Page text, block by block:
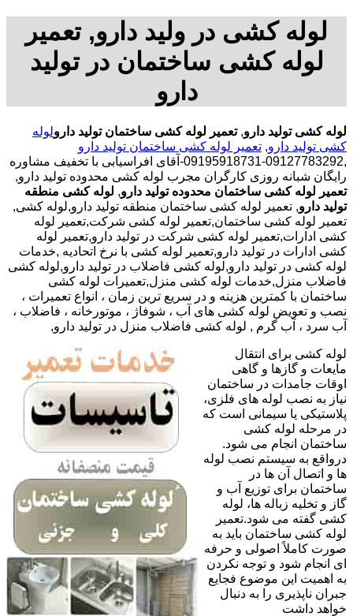
لوله کشی در ولید دارو, تعمیر
لوله کشی ساختمان در تولید
دارو
لوله کشی تولید دارو,تعمیر لوله کشی ساختمان تولید دارولوله
کشی تولید دارو, تعمیر لوله کشی ساختمان تولید دارو
,09127783292-09195918731-آقای افراسیابی با تخفیف مشاوره
رایگان شبانه روزی کارگران مجرب لوله کشی محدوده تولید دارو,
تعمیر لوله کشی ساختمان محدوده تولید دارو, لوله کشی منطقه
تولید دارو, تعمیر لوله کشی ساختمان منطقه تولید دارو,لوله کشی,
تعمیر لوله کشی ساختمان,تعمیر لوله کشی شرکت,تعمیر لوله
کشی ادارات,تعمیر لوله کشی شرکت در تولید دارو,تعمیر لوله
کشی ادارات در تولید دارو,تعمیر لوله کشی با نرخ اتحادیه ,خدمات
لوله کشی در تولید دارو,لوله کشی فاضلاب در تولید دارو,لوله کشی
فاضلاب منزل,خدمات لوله کشی منزل,تعمیرات لوله کشی
ساختمان با کمترین هزینه و در سریع ترین زمان ، انواع تعمیرات ،
نصب و تعویض لوله کشی های آب ، شوفاژ ، موتورخانه ، فاضلاب ،
آب سرد ، آب گرم , لوله کشی فاضلاب منزل در تولید دارو,
لوله کشی برای انتقال
مایعات و گازها و گاهی
اوقات جامدات در ساختمان
نیاز به نصب لوله های فلزی،
پلاستیکی یا سیمانی است که
در مرحله لوله کشی
ساختمان انجام می شود.
درواقع به سیستم نصب لوله
ها و اتصال آن ها در
ساختمان برای توزیع آب و
گاز و تخلیه زباله ها، لوله
کشی گفته می شود.تعمیر
لوله کشی ساختمان باید به
صورت کاملاً اصولی و حرفه
ای انجام شود و توجه نکردن
به اهمیت این موضوع فجایع
جبران ناپذیری را به دنبال
خواهد داشت